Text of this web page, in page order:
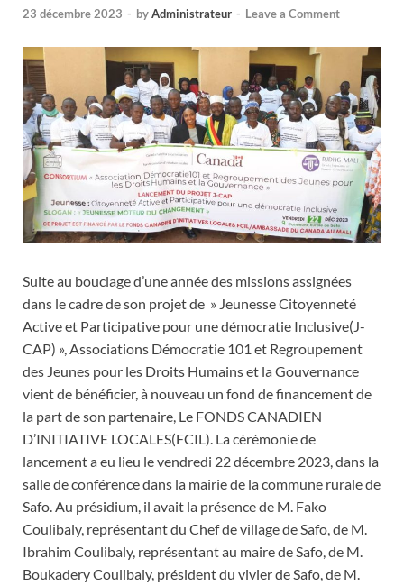
23 décembre 2023 - byAdministrateur - Leave a Comment
Suite au bouclage d’une année des missions assignées
dans le cadre de son projet de » Jeunesse Citoyenneté
Active et Participative pour une démocratie Inclusive(J-
CAP) », Associations Démocratie 101 et Regroupement
des Jeunes pour les Droits Humains et la Gouvernance
vient de bénéficier, à nouveau un fond de financement de
la part de son partenaire, Le FONDS CANADIEN
D’INITIATIVE LOCALES(FCIL). La cérémonie de
lancement a eu lieu le vendredi 22 décembre 2023, dans la
salle de conférence dans la mairie de la commune rurale de
Safo. Au présidium, il avait la présence de M. Fako
Coulibaly, représentant du Chef de village de Safo, de M.
Ibrahim Coulibaly, représentant au maire de Safo, de M.
Boukadery Coulibaly, président du vivier de Safo, de M.